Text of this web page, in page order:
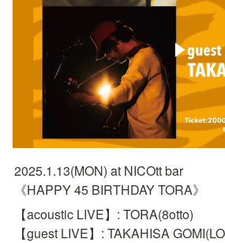
2025.1.13(MON) at NICOtt bar
《HAPPY 45 BIRTHDAY TORA》
【acoustic LIVE】: TORA(8otto)
【guest LIVE】: TAKAHISA